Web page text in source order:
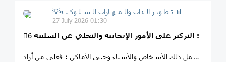
💡تـطـويـر الـذات والـمـهـارات الـسـلـوكـيـة 📊
27 July 2026 01:30
6⃣ التركيز على الأمور الإيجابية والتخلي عن السلبية :
يشمل ذلك الأشخاص والأشياء وحتى الأماكن ؛ فعلى من أراد